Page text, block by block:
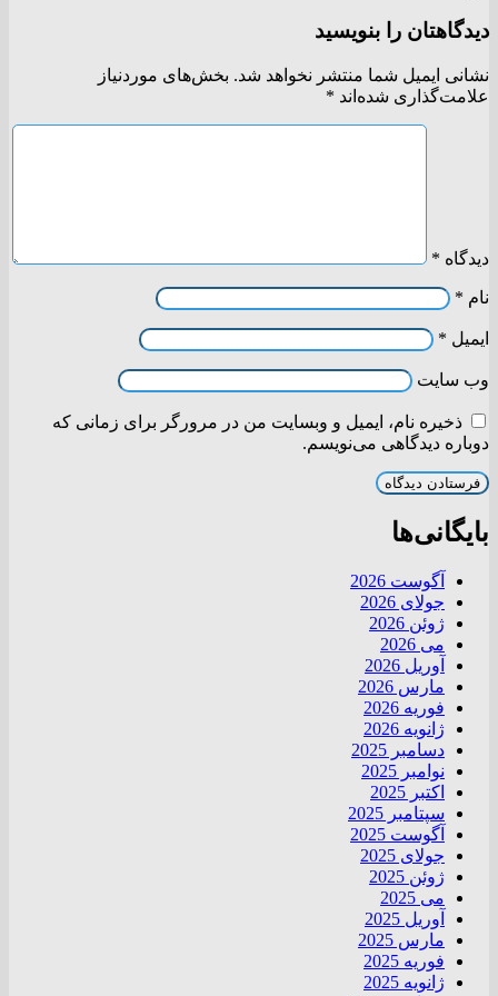
دیدگاهتان را بنویسید
نشانی ایمیل شما منتشر نخواهد شد. بخش‌های موردنیاز
علامت‌گذاری شده‌اند *
دیدگاه *
نام *
ایمیل *
وب‌ سایت
ذخیره نام، ایمیل و وبسایت من در مرورگر برای زمانی که
دوباره دیدگاهی می‌نویسم.
بایگانی‌ها
آگوست 2026
جولای 2026
ژوئن 2026
می 2026
آوریل 2026
مارس 2026
فوریه 2026
ژانویه 2026
دسامبر 2025
نوامبر 2025
اکتبر 2025
سپتامبر 2025
آگوست 2025
جولای 2025
ژوئن 2025
می 2025
آوریل 2025
مارس 2025
فوریه 2025
ژانویه 2025